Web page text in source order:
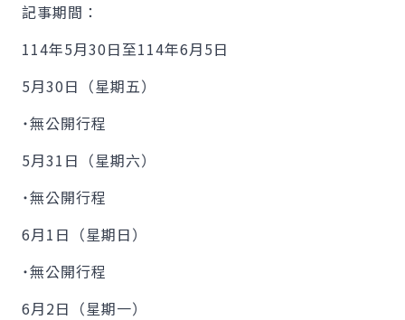
記事期間：
114年5月30日至114年6月5日
5月30日（星期五）
˙無公開行程
5月31日（星期六）
˙無公開行程
6月1日（星期日）
˙無公開行程
6月2日（星期一）